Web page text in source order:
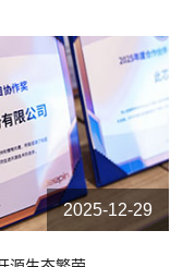
2025-12-29